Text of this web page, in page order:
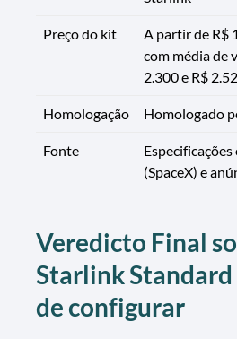
Preço do kit
A partir de R$
com média de
2.300 e R$
Homologação Homologado
Fonte
(SpaceX) e
Veredicto Final
Starlink Standard
de configurar